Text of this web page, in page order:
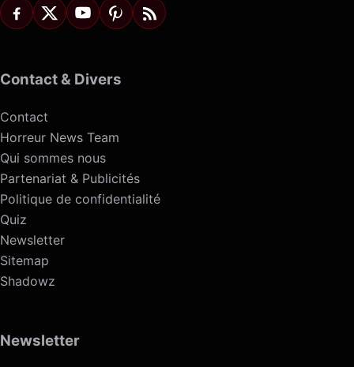
Contact & Divers
Contact
Horreur News Team
Qui sommes nous
Partenariat & Publicités
Politique de confidentialité
Quiz
Newsletter
Sitemap
Shadowz
Newsletter